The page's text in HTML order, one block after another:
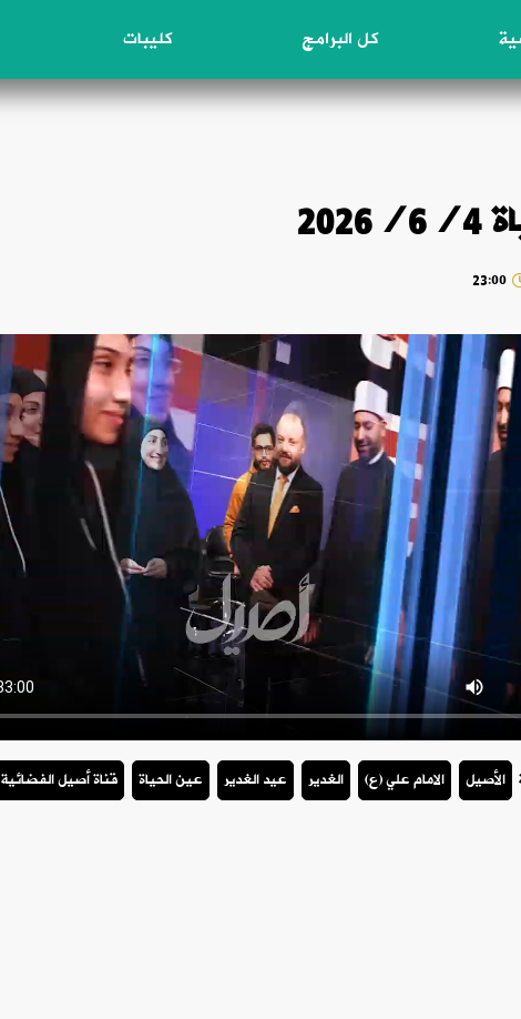
كل البرامج كليبات
4
23:00
الأصيل الامام علي (ع) الغدير عيد الغدير عين الحياة قناة أصيل الفضائية